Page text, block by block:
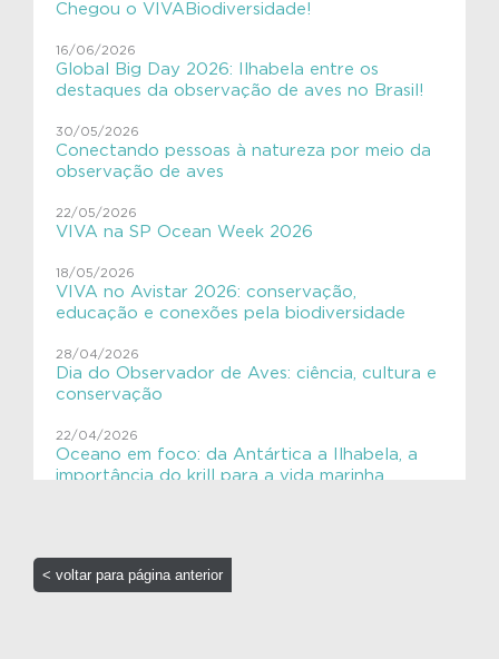
#VIVAsemlixo
Aves migratórias
Educação Ambiental
SHE
VIVAToninha
VIVAves
Chegou o VIVABiodiversidade!
16/06/2026
Global Big Day 2026: Ilhabela entre os
destaques da observação de aves no Brasil!
30/05/2026
Conectando pessoas à natureza por meio da
observação de aves
22/05/2026
VIVA na SP Ocean Week 2026
18/05/2026
VIVA no Avistar 2026: conservação,
educação e conexões pela biodiversidade
28/04/2026
Dia do Observador de Aves: ciência, cultura e
conservação
22/04/2026
Oceano em foco: da Antártica a Ilhabela, a
importância do krill para a vida marinha
16/04/2026
Ensino Aplicado em Oceanografia: Aves
< voltar para página anterior